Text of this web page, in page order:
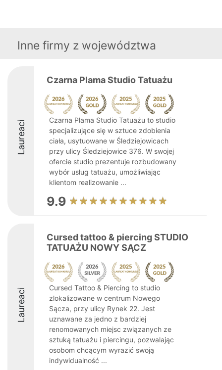
Inne firmy z województwa
Laureaci
Czarna Plama Studio Tatuażu
Czarna Plama Studio Tatuażu to studio
specjalizujące się w sztuce zdobienia
ciała, usytuowane w Śledziejowicach
przy ulicy Śledziejowice 376. W swojej
ofercie studio prezentuje rozbudowany
wybór usług tatuażu, umożliwiając
klientom realizowanie ...
9.9
Laureaci
Cursed tattoo & piercing STUDIO
TATUAŻU NOWY SĄCZ
Cursed Tattoo & Piercing to studio
zlokalizowane w centrum Nowego
Sącza, przy ulicy Rynek 22. Jest
uznawane za jedno z bardziej
renomowanych miejsc związanych ze
sztuką tatuażu i piercingu, pozwalając
osobom chcącym wyrazić swoją
indywidualność ...